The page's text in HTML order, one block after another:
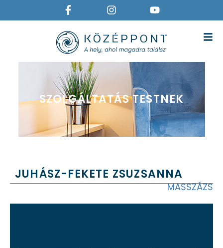
SZOLGÁLTATÁS TESTNEK
JUHÁSZ-FEKETE ZSUZSANNA
MASSZÁZS